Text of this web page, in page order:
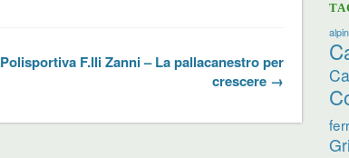
Polisportiva F.lli Zanni – La pallacanestro per
crescere →